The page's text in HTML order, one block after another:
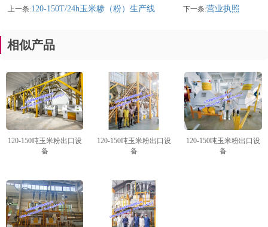
上一条:120-150T/24h玉米糁（粉）生产线 下一条:营业执照
相似产品
120-150吨玉米粉出口设
备
120-150吨玉米粉出口设
备
120-150吨玉米粉出口设
备